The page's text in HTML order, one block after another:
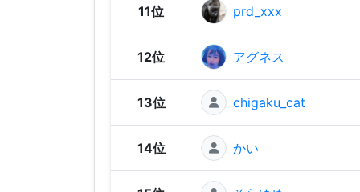
11位 prd_xxx
12位 アグネス
13位 chigaku_cat
14位 かい